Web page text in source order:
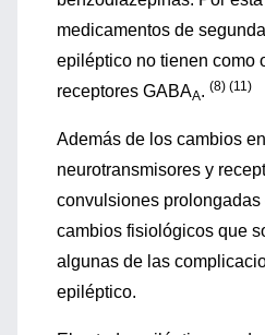
medicamentos de
epiléptico no tienen como
receptores GABAA. (8) (11)
Además de los cambios
neurotransmisores y
convulsiones
cambios fisiológicos que
algunas de las
epiléptico.